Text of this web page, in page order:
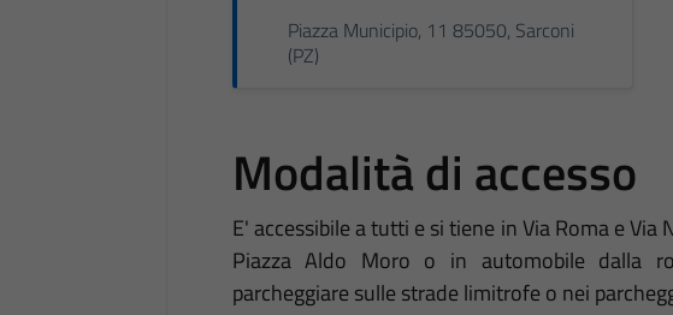
Piazza Municipio, 11 85050, Sarconi
(PZ)
Modalità di accesso
E' accessibile a tutti e si tiene in Via Roma e Via
Piazza Aldo Moro o in automobile dalla
parcheggiare sulle strade limitrofe o nei